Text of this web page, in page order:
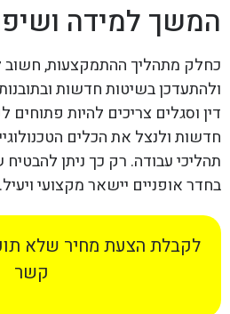
המשך למידה
כחלק מתהליך ההתמקצעות, חשוב
ולהתעדכן בשיטות חדשות
דין וסגלים צריכים להיות פתוחים
חדשות ולנצל את הכלים
תהליכי עבודה. רק כך ניתן
בחדר אופניים יישאר מקצועי ויעיל.
לקבלת הצעת מחיר שלא
קשר